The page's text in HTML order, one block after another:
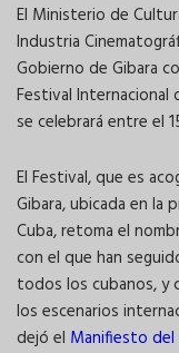
El Ministerio de
Industria
Gobierno de Gibara
Festival Internacional
se celebrará entre el
El Festival, que es
Gibara, ubicada en la
Cuba, retoma el
con el que han
todos los cubanos, y
los escenarios
dejó el Manifiesto del